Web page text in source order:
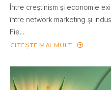
Între creştinism şi economie
între network marketing şi
Fie...
CITEȘTE MAI MULT